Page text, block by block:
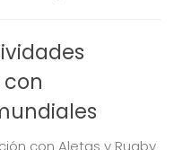
con Aletas y Rugby